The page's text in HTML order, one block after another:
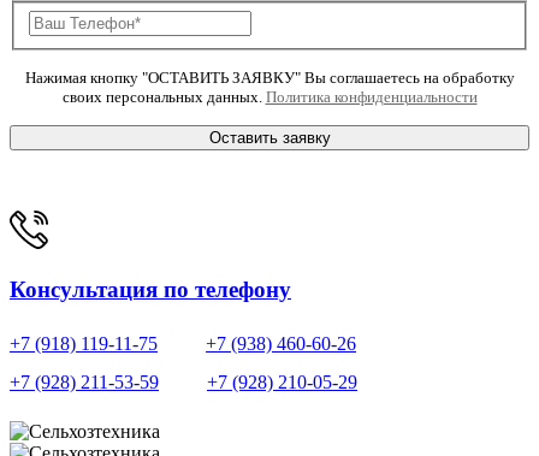
Нажимая кнопку "ОСТАВИТЬ ЗАЯВКУ" Вы соглашаетесь на обработку
своих персональных данных. Политика конфиденциальности
Оставить заявку
Консультация по телефону
+7 (918) 119-11-75
+7 (938) 460-60-26
+7 (928) 211-53-59
+7 (928) 210-05-29